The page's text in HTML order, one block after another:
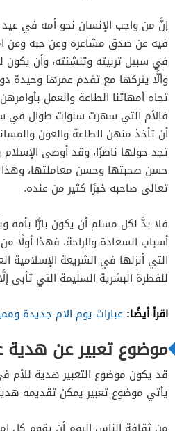
إنَّ من واجب الإنسان نحو أمه في عيد
فيه عن صدق مشاعره وعن حبه وعن
في سبيل تربيته وتنشئته، وأن يكون
وألَّا يتركها مع تقدم عمرها وحيدة
تجاه أمهاتنا الطاعة والعمل
فالأم التي سهرت سنوات طوال في
أن تأخذ منهن الطاعة والعون
تجد حولها ناصرًا، وقد أوصى
حسن صحبتها وحسن معاملتها، وهذا
تعالى صاحبه خيرًا كثير من عنده.
فلا بدَّ لكل مسلم أن يكون بارًّا بأمه
أسباب السعادة والراحة، فهذا أولًا
التي أنزلها في الشريعة الإسلامية
للفطرة البشرية السليمة التي تأبى
اقرأ أيضًا: عبارات يوم الام جديدة
موضوع تعبير عن هدية
قد يكون موضوع التعبير هدية للأم
يأتي موضوع تعبير يمكن تقديمه